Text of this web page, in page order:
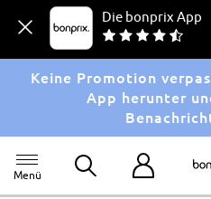
Die bonprix App
Keine Promotion
App herunter
Menü